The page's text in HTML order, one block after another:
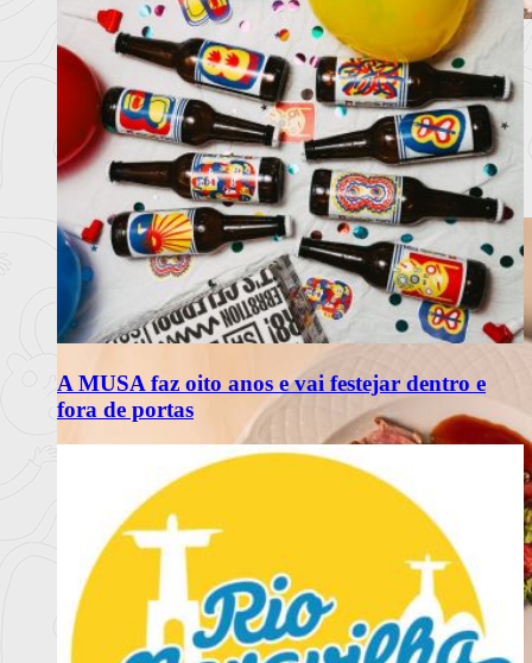
A MUSA faz oito anos e vai festejar dentro e
fora de portas
Omakase Wa celebra a tradição do
Edomae Sushi em Lisboa
Restaurante com recomendação do Guia Michelin propõe
experiência intimis
Ler mais+